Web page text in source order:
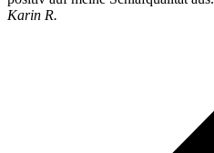
Karin R.